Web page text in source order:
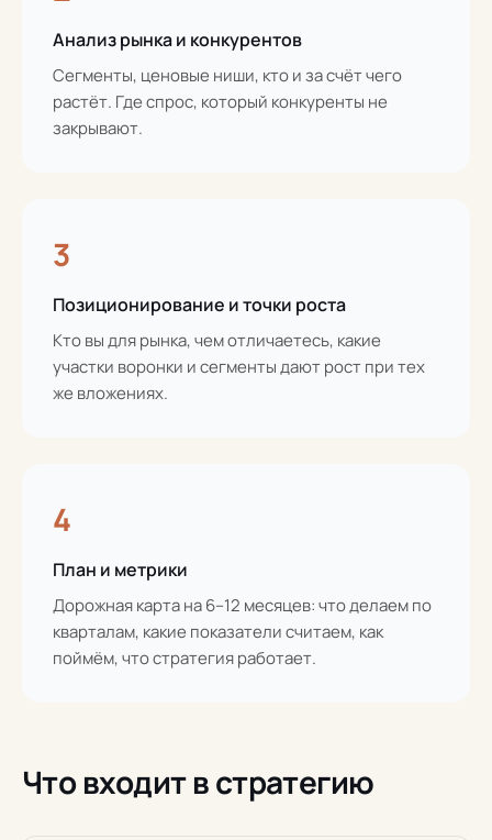
Анализ рынка и конкурентов
Сегменты, ценовые ниши, кто и за счёт чего
растёт. Где спрос, который конкуренты не
закрывают.
3
Позиционирование и точки роста
Кто вы для рынка, чем отличаетесь, какие
участки воронки и сегменты дают рост при тех
же вложениях.
4
План и метрики
Дорожная карта на 6–12 месяцев: что делаем по
кварталам, какие показатели считаем, как
поймём, что стратегия работает.
Что входит в стратегию